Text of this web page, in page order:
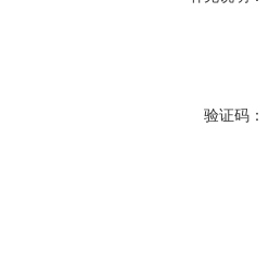
验证码：